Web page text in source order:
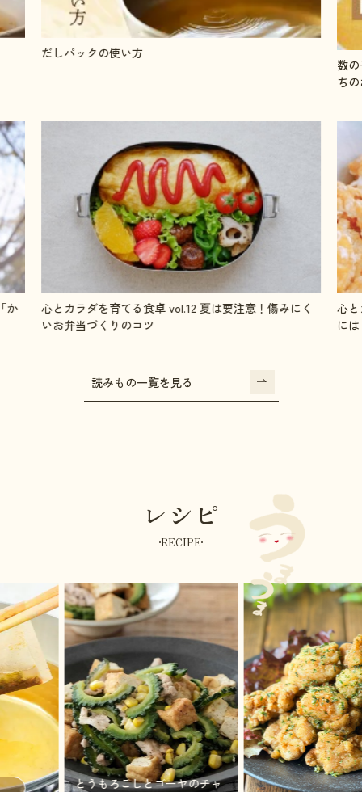
だしパックの使い方
数
ち
か
心とカラダを育てる食卓 vol.12 夏は要注意！傷みにく
いお弁当づくりのコツ
心
に
読みもの一覧を見る
レシピ
RECIPE
とうもろこしとゴーヤのチャ